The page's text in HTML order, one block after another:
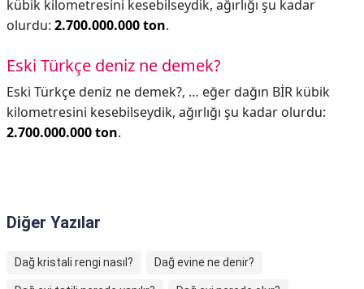
kübik kilometresini kesebilseydik, ağırlığı şu kadar
olurdu: 2.700.000.000 ton.
Eski Türkçe deniz ne demek?
Eski Türkçe deniz ne demek?, … eğer dağın BİR kübik
kilometresini kesebilseydik, ağırlığı şu kadar olurdu:
2.700.000.000 ton.
Diğer Yazılar
Dağ kristali rengi nasıl? Dağ evine ne denir?